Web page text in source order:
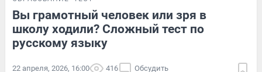
Вы грамотный человек или зря в
школу ходили? Сложный тест по
русскому языку
22 апреля, 2026, 16:00 416 Обсудить